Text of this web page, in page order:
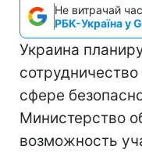
Не витрачай
РБК-Україна у
Украина
сфере
Министерство
возможность